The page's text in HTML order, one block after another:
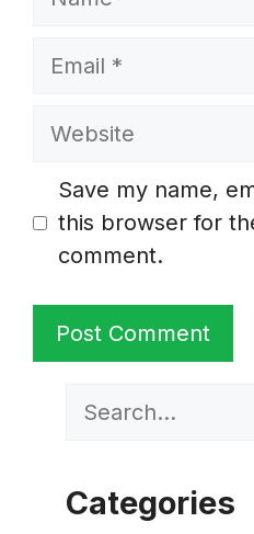
Email
Website
Save my name,
this browser for
comment.
Search
Categories